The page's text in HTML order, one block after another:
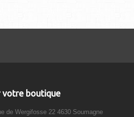
votre boutique
de Wergifosse 22 4630 Soumagne